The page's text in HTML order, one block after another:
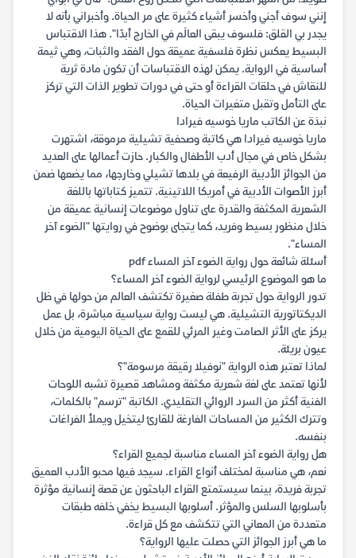
إنني سوف أجني وأخسر أشياء كثيرة على مر الحياة. وأخبراني بأنه لا
يجدر بي القلق: فلسوف يبقى العالَم في الخارج أبدًا". هذا الاقتباس
البسيط يعكس نظرة فلسفية عميقة حول الفقد والثبات، وهي ثيمة
أساسية في الرواية. يمكن لهذه الاقتباسات أن تكون مادة ثرية
للنقاش في حلقات القراءة أو حتى في دورات تطوير الذات التي تركز
على التأمل وتقبل متغيرات الحياة.
نبذة عن الكاتب ماريا خوسيه فيرادا
ماريا خوسيه فيرادا هي كاتبة وصحفية تشيلية مرموقة، اشتهرت
بشكل خاص في مجال أدب الأطفال والكبار. حازت أعمالها على العديد
من الجوائز الأدبية الرفيعة في بلدها تشيلي وخارجها، مما يضعها ضمن
أبرز الأصوات الأدبية في أمريكا اللاتينية. تتميز كتاباتها باللغة
الشعرية المكثفة والقدرة على تناول موضوعات إنسانية عميقة من
خلال منظور بسيط وفريد، كما يتجلى بوضوح في روايتها "الضوء آخر
المساء".
أسئلة شائعة حول رواية الضوء آخر المساء pdf
ما هو الموضوع الرئيسي لرواية الضوء آخر المساء؟
تدور الرواية حول تجربة طفلة صغيرة تكتشف العالم من حولها في ظل
الديكتاتورية التشيلية. هي ليست رواية سياسية مباشرة، بل عمل
يركز على الأثر الصامت وغير المرئي للقمع على الحياة اليومية من خلال
عيون بريئة.
لماذا تعتبر هذه الرواية "نوفيلا رقيقة مرسومة"؟
لأنها تعتمد على لغة شعرية مكثفة ومشاهد قصيرة تشبه اللوحات
الفنية أكثر من السرد الروائي التقليدي. الكاتبة "ترسم" بالكلمات،
وتترك الكثير من المساحات الفارغة للقارئ ليتخيل ويملأ الفراغات
بنفسه.
هل رواية الضوء آخر المساء مناسبة لجميع القراء؟
نعم، هي مناسبة لمختلف أنواع القراء. سيجد فيها محبو الأدب العميق
تجربة فريدة، بينما سيستمتع القراء الباحثون عن قصة إنسانية مؤثرة
بأسلوبها السلس والمؤثر. أسلوبها البسيط يخفي خلفه طبقات
متعددة من المعاني التي تتكشف مع كل قراءة.
ما هي أبرز الجوائز التي حصلت عليها الرواية؟